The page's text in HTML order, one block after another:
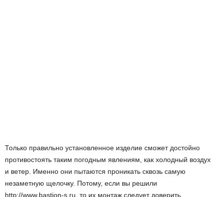
Только правильно установленное изделие сможет достойно
противостоять таким погодным явлениям, как холодный воздух
и ветер. Именно они пытаются проникать сквозь самую
незаметную щелочку. Потому, если вы решили
http://www.bastion-s.ru, то их монтаж следует доверить